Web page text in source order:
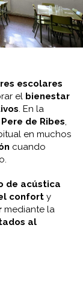
escolares
el bienestar
. En la
de Ribes,
en muchos
cuando
de acústica
conforty
mediante la
al